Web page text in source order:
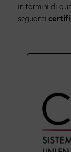
in termini di
seguenti